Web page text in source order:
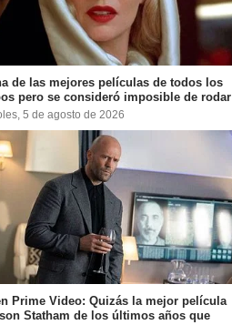
de las mejores películas de todos los
pero se consideró imposible de rodar
5 de agosto de 2026
Prime Video: Quizás la mejor película
Statham de los últimos años que